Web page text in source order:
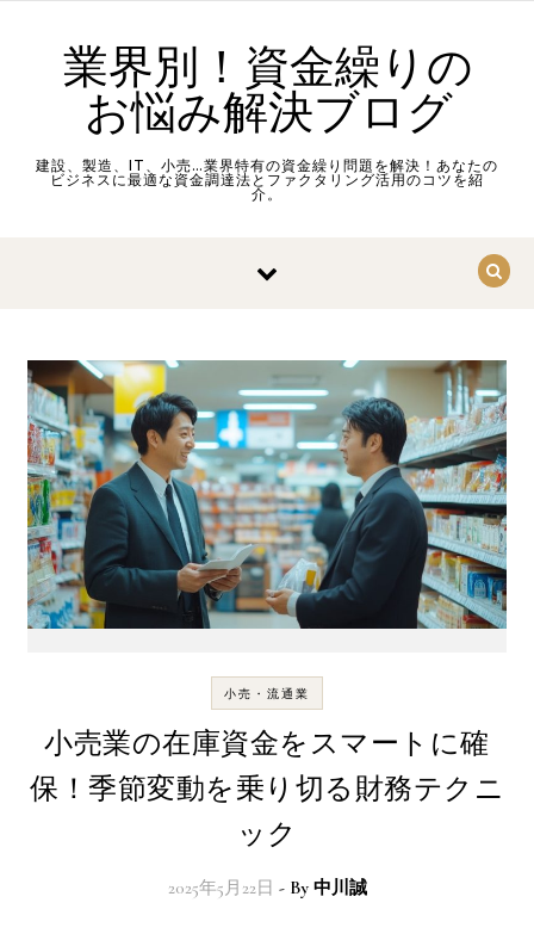
業界別！資金繰りの
お悩み解決ブログ
建設、製造、IT、小売…業界特有の資金繰り問題を解決！あなたの
ビジネスに最適な資金調達法とファクタリング活用のコツを紹
介。
小売・流通業
小売業の在庫資金をスマートに確
保！季節変動を乗り切る財務テクニ
ック
2025年5月22日 - By 中川誠